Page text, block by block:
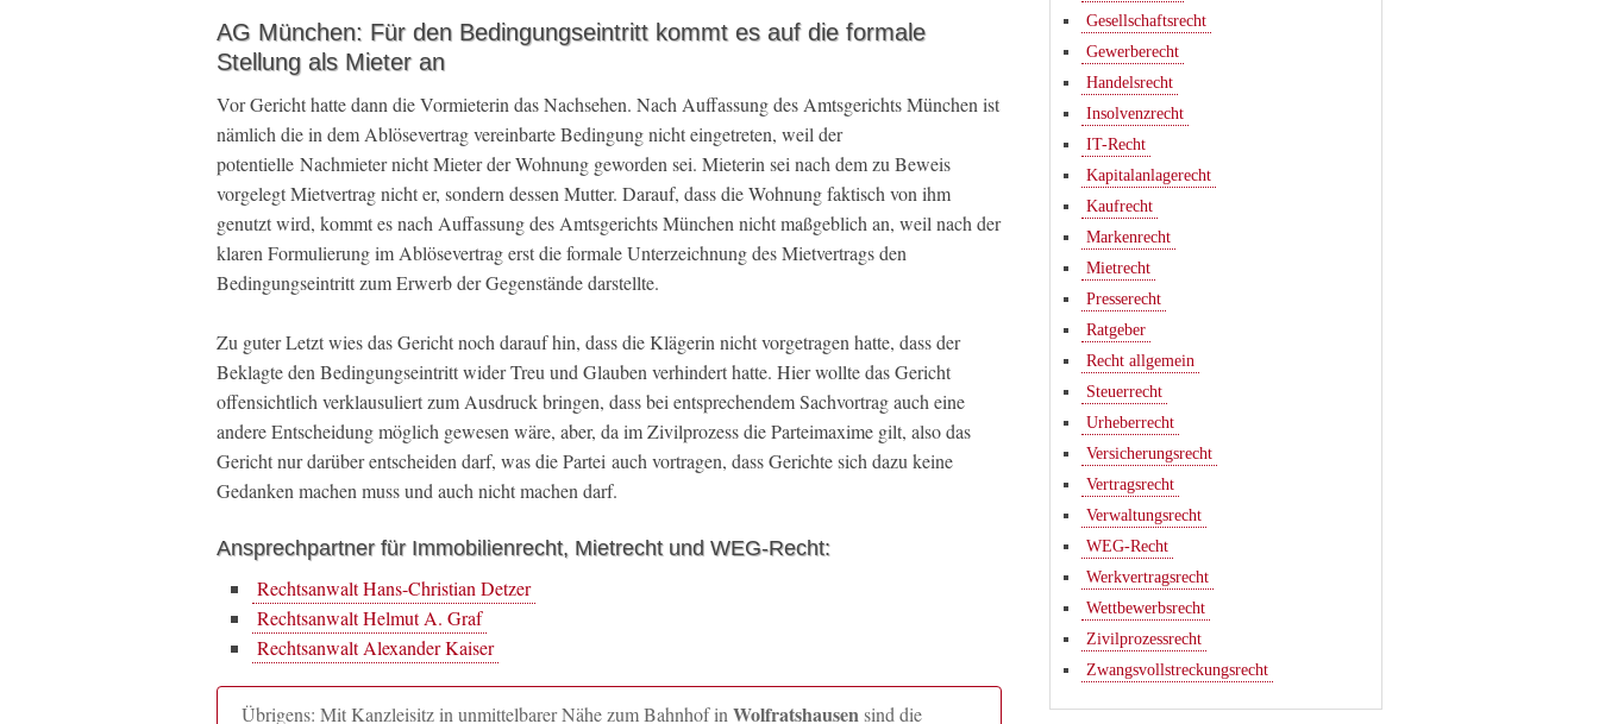
AG München: Für den Bedingungseintritt kommt es auf die formale
Stellung als Mieter an
Vor Gericht hatte dann die Vormieterin das Nachsehen. Nach Auffassung des Amtsgerichts München ist
nämlich die in dem Ablösevertrag vereinbarte Bedingung nicht eingetreten, weil der
potentielle Nachmieter nicht Mieter der Wohnung geworden sei. Mieterin sei nach dem zu Beweis
vorgelegt Mietvertrag nicht er, sondern dessen Mutter. Darauf, dass die Wohnung faktisch von ihm
genutzt wird, kommt es nach Auffassung des Amtsgerichts München nicht maßgeblich an, weil nach der
klaren Formulierung im Ablösevertrag erst die formale Unterzeichnung des Mietvertrags den
Bedingungseintritt zum Erwerb der Gegenstände darstellte.
Zu guter Letzt wies das Gericht noch darauf hin, dass die Klägerin nicht vorgetragen hatte, dass der
Beklagte den Bedingungseintritt wider Treu und Glauben verhindert hatte. Hier wollte das Gericht
offensichtlich verklausuliert zum Ausdruck bringen, dass bei entsprechendem Sachvortrag auch eine
andere Entscheidung möglich gewesen wäre, aber, da im Zivilprozess die Parteimaxime gilt, also das
Gericht nur darüber entscheiden darf, was die Partei auch vortragen, dass Gerichte sich dazu keine
Gedanken machen muss und auch nicht machen darf.
Ansprechpartner für Immobilienrecht, Mietrecht und WEG-Recht:
Rechtsanwalt Hans-Christian Detzer
Rechtsanwalt Helmut A. Graf
Rechtsanwalt Alexander Kaiser
Übrigens: Mit Kanzleisitz in unmittelbarer Nähe zum Bahnhof in Wolfratshausensind die
Gesellschaftsrecht
Gewerberecht
Handelsrecht
Insolvenzrecht
IT-Recht
Kapitalanlagerecht
Kaufrecht
Markenrecht
Mietrecht
Presserecht
Ratgeber
Recht allgemein
Steuerrecht
Urheberrecht
Versicherungsrecht
Vertragsrecht
Verwaltungsrecht
WEG-Recht
Werkvertragsrecht
Wettbewerbsrecht
Zivilprozessrecht
Zwangsvollstreckungsrecht